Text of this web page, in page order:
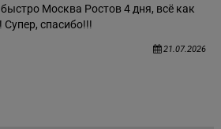
Москва Ростов 4 дня, всё как
Супер, спасибо!!!
21.07.2026